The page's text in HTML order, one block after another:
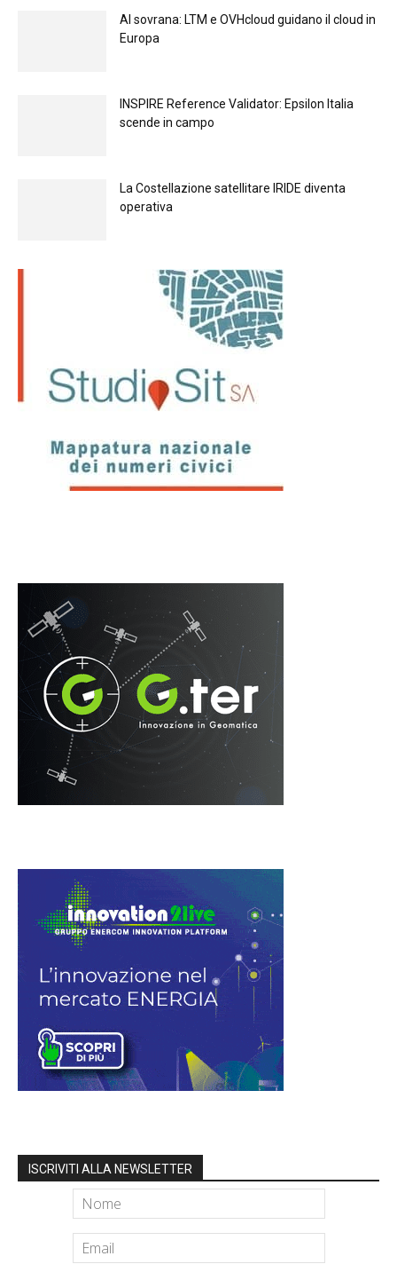
Al sovrana: LTM е OVHcloud guidano il cloud in
Europа
INSPIRE Reference Validator: Epsilon Italia
scende in campo
La Costellazione satellitare IRIDE diventa
operativa
ISCRIVITI ALLA NEWSLETTER